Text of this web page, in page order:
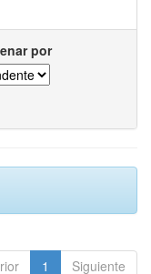
por
1 Siguiente